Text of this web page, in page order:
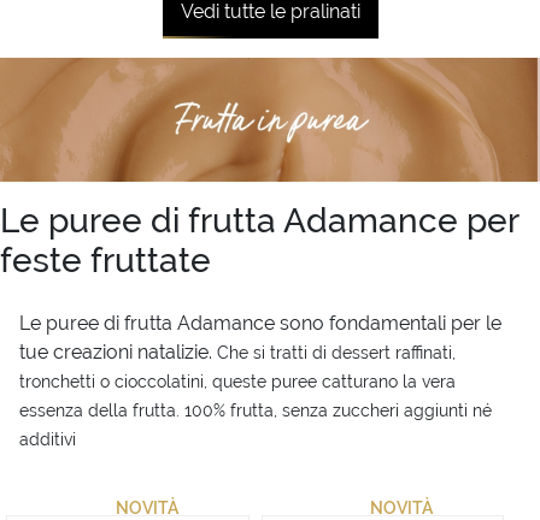
Vedi tutte le pralinati
Le puree di frutta Adamance per
feste fruttate
Le puree di frutta Adamance sono fondamentali per le
tue creazioni natalizie. Che si tratti di dessert raffinati,
tronchetti o cioccolatini, queste puree catturano la vera
essenza della frutta. 100% frutta, senza zuccheri aggiunti né
additivi
NOVITÀ NOVITÀ